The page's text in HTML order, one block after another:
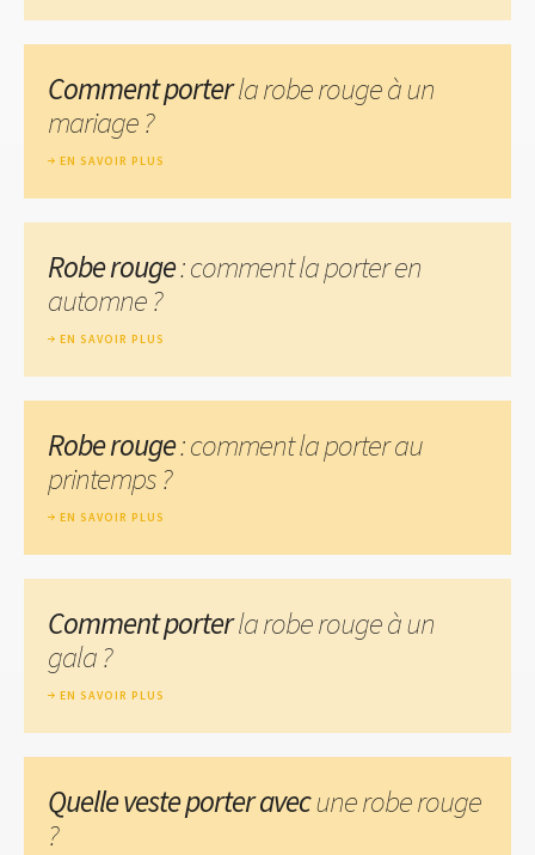
Comment porterla robe rouge à un
mariage ?
EN SAVOIR PLUS
Robe rouge: comment la porter en
automne ?
EN SAVOIR PLUS
Robe rouge: comment la porter au
printemps ?
EN SAVOIR PLUS
Comment porterla robe rouge à un
gala ?
EN SAVOIR PLUS
Quelle veste porter avecune robe rouge
?